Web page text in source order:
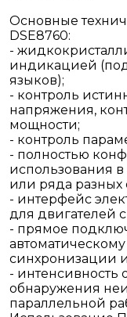
Основные
DSE8760:
-
индикацией
языков);
- контроль
напряжения,
мощности;
- контроль
- полностью
использования
или ряда
- интерфейс
для двигателей
- прямое
синхронизации
- интенсивность
обнаружения
параллельной